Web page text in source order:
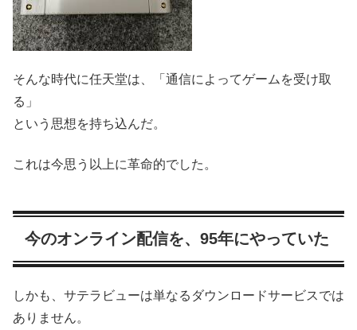
そんな時代に任天堂は、「通信によってゲームを受け取
る」
という思想を持ち込んだ。
これは今思う以上に革命的でした。
今のオンライン配信を、95年にやっていた
しかも、サテラビューは単なるダウンロードサービスでは
ありません。